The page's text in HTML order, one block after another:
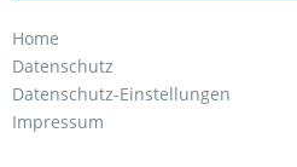
Home
Datenschutz
Datenschutz-Einstellungen
Impressum